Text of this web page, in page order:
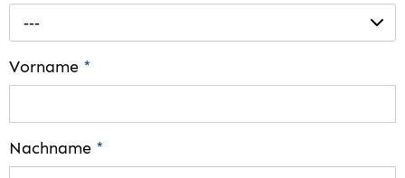
---
Vorname *
Nachname *